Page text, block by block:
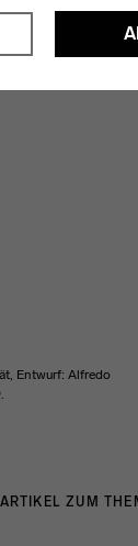
Entwurf: Alfredo
ZUM